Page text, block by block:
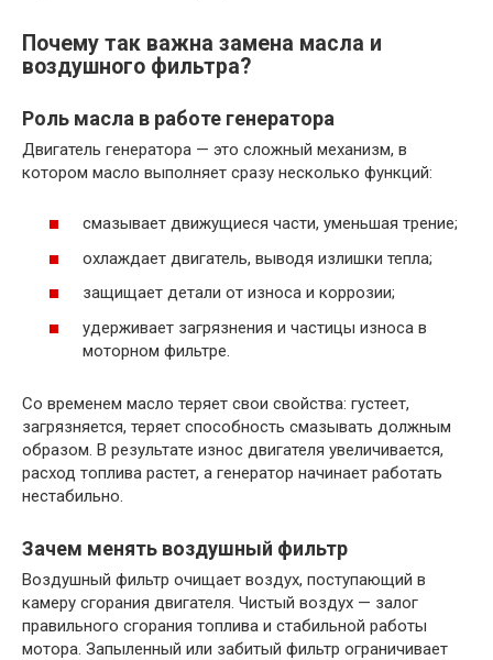
Почему так важна замена масла и
воздушного фильтра?
Роль масла в работе генератора
Двигатель генератора — это сложный механизм, в
котором масло выполняет сразу несколько функций:
смазывает движущиеся части, уменьшая трение;
охлаждает двигатель, выводя излишки тепла;
защищает детали от износа и коррозии;
удерживает загрязнения и частицы износа в
моторном фильтре.
Со временем масло теряет свои свойства: густеет,
загрязняется, теряет способность смазывать должным
образом. В результате износ двигателя увеличивается,
расход топлива растет, а генератор начинает работать
нестабильно.
Зачем менять воздушный фильтр
Воздушный фильтр очищает воздух, поступающий в
камеру сгорания двигателя. Чистый воздух — залог
правильного сгорания топлива и стабильной работы
мотора. Запыленный или забитый фильтр ограничивает